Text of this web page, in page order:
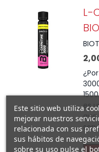
L-
es
que
Este sitio web utiliza
mejorar nuestros
relacionada con sus
sus hábitos de
sobre su uso pulse el